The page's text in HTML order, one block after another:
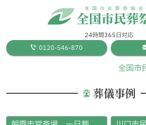
24時間365日対応
0120-546-870
全国市
葬儀事例